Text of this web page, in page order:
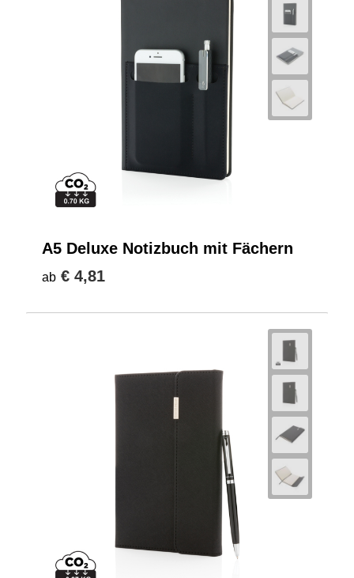
A5 Deluxe Notizbuch mit Fächern
ab € 4,81